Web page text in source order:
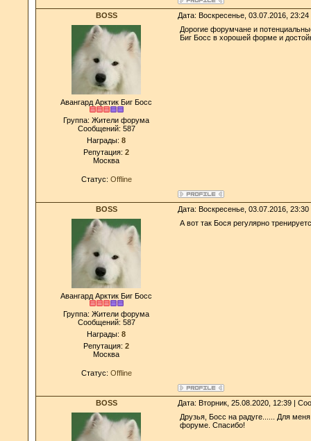
BOSS Дата: Воскресенье, 03.07.2016,
Авангард Арктик Биг Босс
Группа: Жители форума
Сообщений: 587
Награды: 8
Репутация: 2
Москва
Статус: Offline
Дорогие форумчане и
Биг Босс в хорошей форме и
BOSS Дата: Воскресенье, 03.07.2016,
Авангард Арктик Биг Босс
Группа: Жители форума
Сообщений: 587
Награды: 8
Репутация: 2
Москва
Статус: Offline
А вот так Бося регулярно
BOSS Дата: Вторник, 25.08.2020, 12:39 |
Друзья, Босс на радуге...... Для
форуме. Спасибо!